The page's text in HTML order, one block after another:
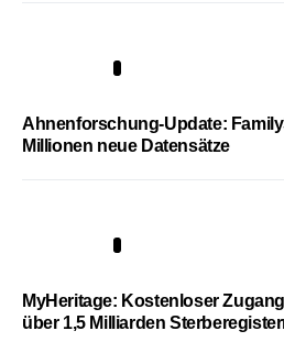
Ahnenforschung-Update:
Millionen neue Datensätze
MyHeritage: Kostenloser
über 1,5 Milliarden